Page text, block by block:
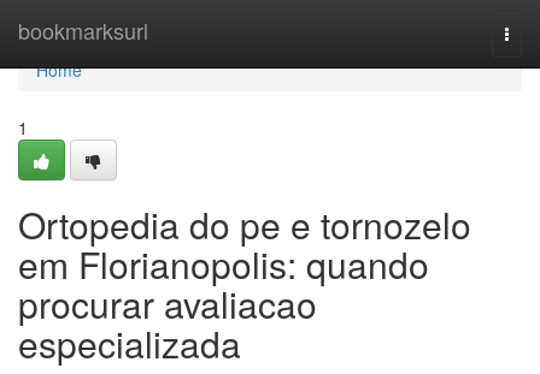
bookmarksurl
Home
Home
1
Ortopedia do pe e tornozelo
em Florianopolis: quando
procurar avaliacao
especializada